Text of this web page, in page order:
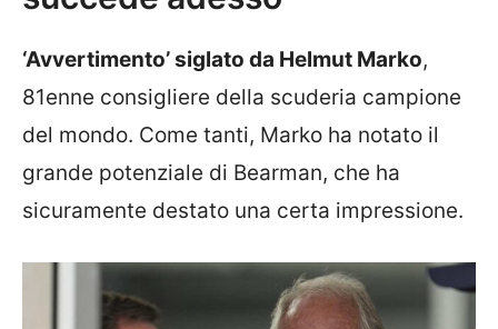
‘Avvertimento’ siglato da Helmut Marko,
81enne consigliere della scuderia campione
del mondo. Come tanti, Marko ha notato il
grande potenziale di Bearman, che ha
sicuramente destato una certa impressione.